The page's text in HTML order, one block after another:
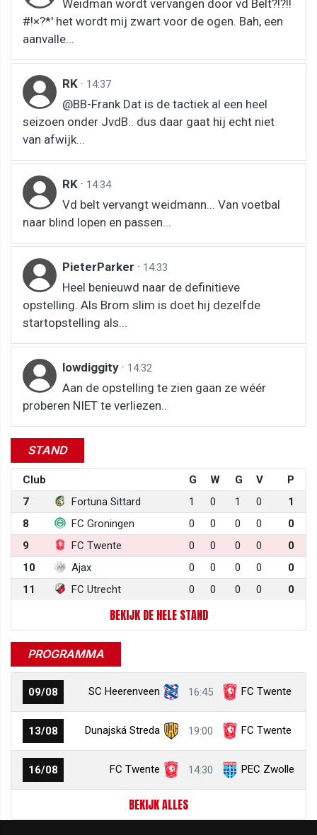
Weidman wordt vervangen door vd Belt?!?!!
#!×?*' het wordt mij zwart voor de ogen. Bah, een
aanvalle...
RK · 14:37
@BB-Frank Dat is de tactiek al een heel
seizoen onder JvdB.. dus daar gaat hij echt niet
van afwijk...
RK · 14:34
Vd belt vervangt weidmann... Van voetbal
naar blind lopen en passen...
PieterParker · 14:33
Heel benieuwd naar de definitieve
opstelling. Als Brom slim is doet hij dezelfde
startopstelling als...
lowdiggity · 14:32
Aan de opstelling te zien gaan ze wéér
proberen NIET te verliezen..
STAND
Club G W G V
P
7
Fortuna Sittard 1 0 1 0
1
8
FC Groningen 0 0 0 0
0
9
FC Twente 0 0 0 0
0
10
Ajax 0 0 0 0
0
11
FC Utrecht 0 0 0 0 0
BEKIJK DE HELE STAND
PROGRAMMA
09/08 SC Heerenveen 16:45 FC Twente
13/08 Dunajská Streda 19:00 FC Twente
16/08 FC Twente 14:30 PEC Zwolle
BEKIJK ALLES